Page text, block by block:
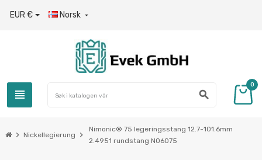
EUR € Norsk 
view_headline search
0
chevron_right Nickellegierung chevron_right
Nimonic® 75 legeringsstang 12.7-101.6mm
2.4951 rundstang N06075